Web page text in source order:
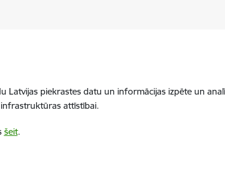
Latvijas piekrastes datu un informācijas izpēte un
attīstībai.
šeit.